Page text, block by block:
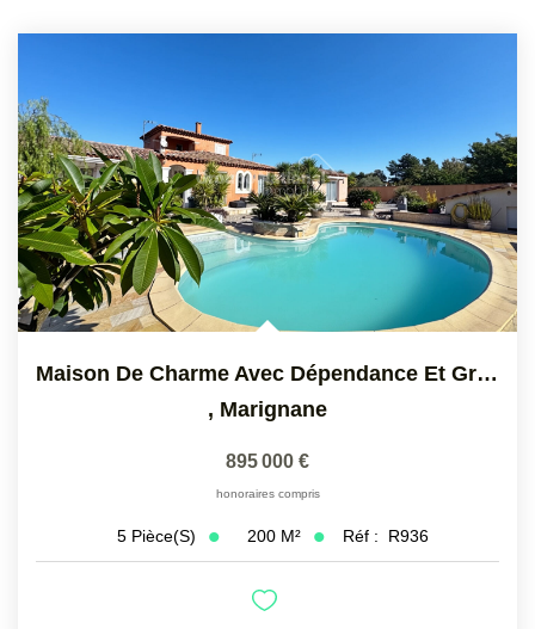
Maison De Charme Avec Dépendance Et Grand Terrain Paysager
, Marignane
895 000 €
honoraires compris
5 Pièce(s) 200 M² Réf : R936